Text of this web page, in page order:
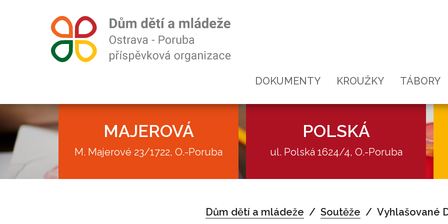
DOKUMENTY KROUŽKY TÁBORY
MAJEROVÁ
M. Majerové 23/1722, O.-Poruba
POLSKÁ
ul. Polská 1624/4, O.-Poruba
Kroužky
Dům dětí a mládeže Soutěže Vyhlašované